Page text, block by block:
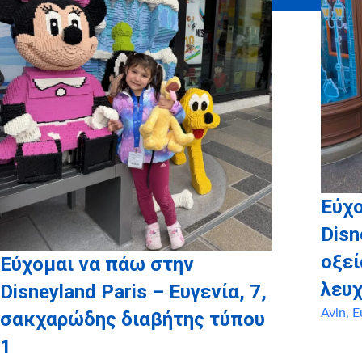
Εύχομαι να πάω στην
Disneyland Paris – Ευγενία, 7,
σακχαρώδης διαβήτης τύπου
1
Avin,